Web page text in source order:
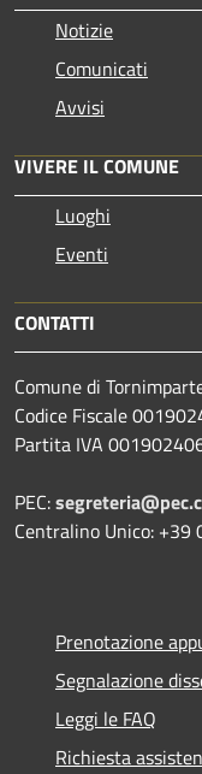
Notizie
Comunicati
Avvisi
VIVERE IL COMUNE
Luoghi
Eventi
CONTATTI
Comune di
Codice Fiscale
Partita IVA
PEC:
Centralino Unico: +39
Prenotazione
Segnalazione
Leggi le FAQ
Richiesta